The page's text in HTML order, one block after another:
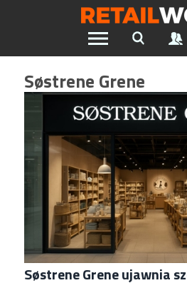
Znajdź pracę w
Szukaj oferty pracy:
Chcesz być na bieżąco z najnowszymi
Załóż konto
Søstrene Grene
Wszystkie Artykuły
Søstrene Grene ujawnia